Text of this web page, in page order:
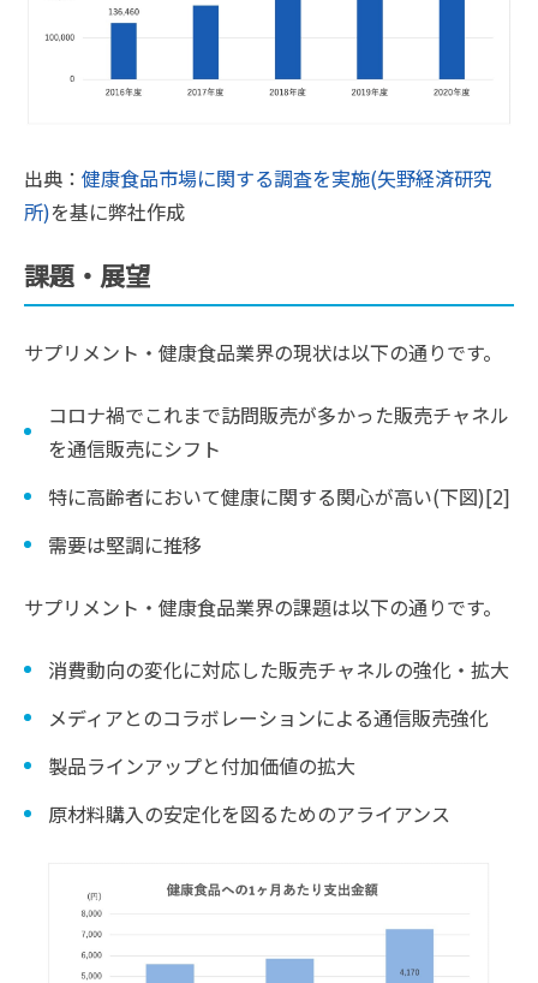
出典： 健康食品市場に関する調査を実施(矢野経済研究
所)を基に弊社作成
課題・展望
サプリメント・健康食品業界の現状は以下の通りです。
コロナ禍でこれまで訪問販売が多かった販売チャネル
を通信販売にシフト
特に高齢者において健康に関する関心が高い(下図)[2]
需要は堅調に推移
サプリメント・健康食品業界の課題は以下の通りです。
消費動向の変化に対応した販売チャネルの強化・拡大
メディアとのコラボレーションによる通信販売強化
製品ラインアップと付加価値の拡大
原材料購入の安定化を図るためのアライアンス